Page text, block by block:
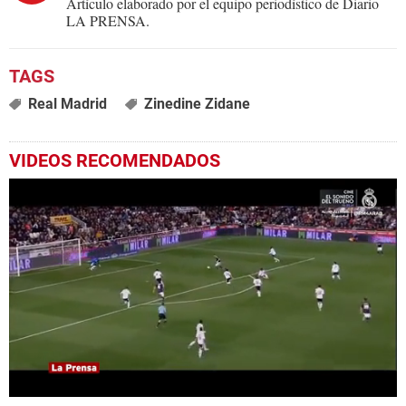
LA PRENSA.
Real Madrid Zinedine Zidane
VIDEOS RECOMENDADOS